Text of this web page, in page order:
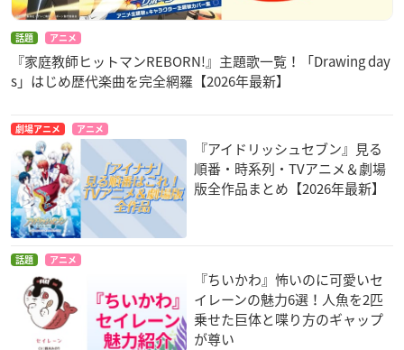
話題 アニメ
『家庭教師ヒットマンREBORN!』主題歌一覧！「Drawing day
s」はじめ歴代楽曲を完全網羅【2026年最新】
劇場アニメ アニメ
『アイドリッシュセブン』見る
順番・時系列・TVアニメ＆劇場
版全作品まとめ【2026年最新】
話題 アニメ
『ちいかわ』怖いのに可愛いセ
イレーンの魅力6選！人魚を2匹
乗せた巨体と喋り方のギャップ
が尊い